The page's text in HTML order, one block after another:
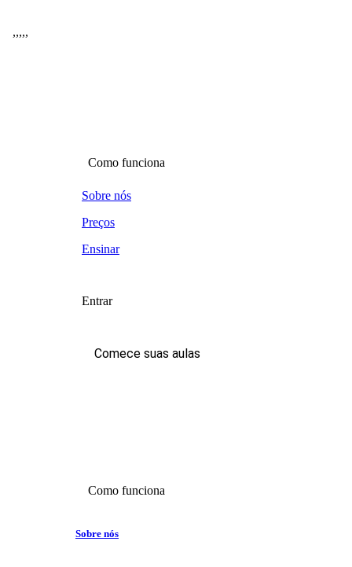
,,,,,
Como funciona
Sobre nós
Preços
Ensinar
Entrar
Comece suas aulas
Como funciona
Sobre nós